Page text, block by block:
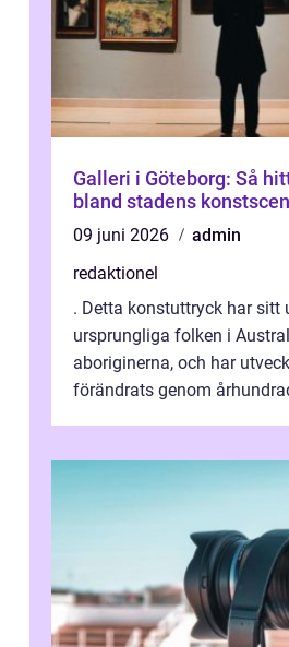
Galleri i Göteborg: Så
bland stadens konstscen
09 juni 2026
admin
redaktionel
. Detta konstuttryck har sitt
ursprungliga folken i
aboriginerna, och har
förändrats genom